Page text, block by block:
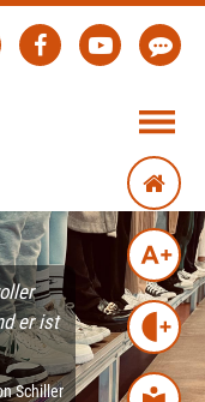
er ist
Schiller